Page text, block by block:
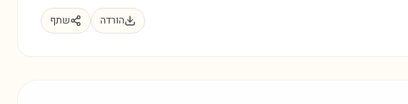
הורדה שתף